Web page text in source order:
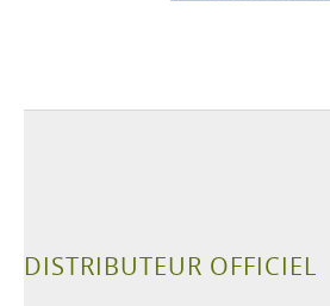
DISTRIBUTEUR OFFICIEL